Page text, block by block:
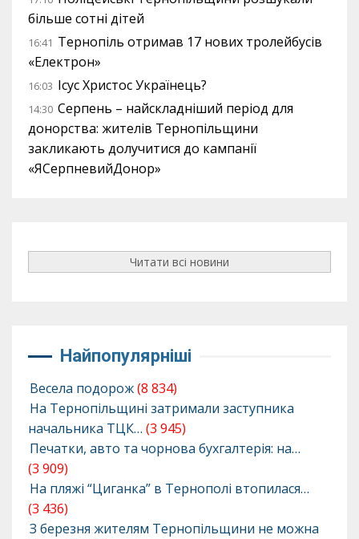
більше сотні дітей
16:41 Тернопіль отримав 17 нових тролейбусів
«Електрон»
16:03 Ісус Христос Українець?
14:30 Серпень – найскладніший період для
донорства: жителів Тернопільщини
закликають долучитися до кампанії
«ЯСерпневийДонор»
Читати всі новини
Найпопулярніші
Весела подорож(8 834)
На Тернопільщині затримали заступника
начальника ТЦК… (3 945)
Печатки, авто та чорнова бухгалтерія: на…
(3 909)
На пляжі “Циганка” в Тернополі втопилася…
(3 436)
З березня жителям Тернопільщини не можна